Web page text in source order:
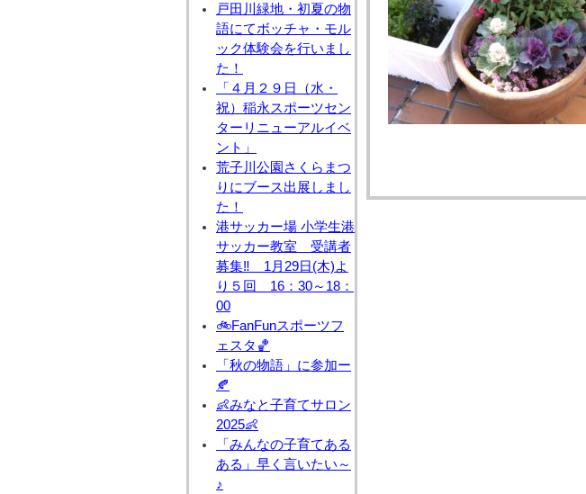
戸田川緑地・初夏の物
語にてボッチャ・モル
ック体験会を行いまし
た！
「４月２９日（水・
祝）稲永スポーツセン
ターリニューアルイベ
ント」
荒子川公園さくらまつ
りにブース出展しまし
た！
港サッカー場 小学生港
サッカー教室 受講者
募集‼ 1月29日(木)よ
り５回 16：30～18：
00
🚲FanFunスポーツフ
ェスタ🏀
「秋の物語」に参加ー
🍂
👶みなと子育てサロン
2025👶
「みんなの子育てある
ある」早く言いたい～
♪